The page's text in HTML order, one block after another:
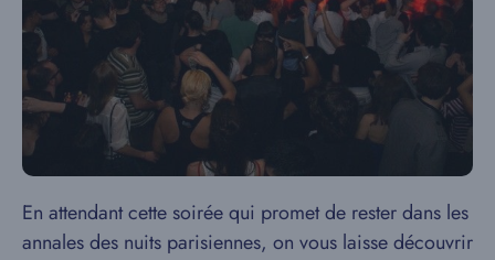
En attendant cette soirée qui promet de rester dans les
annales des nuits parisiennes, on vous laisse découvrir